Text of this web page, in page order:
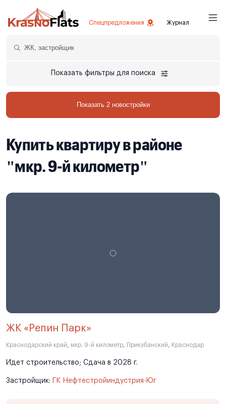
Спецпредложения Журнал
Показать фильтры для поиска
Показать 2 новостройки
Купить квартиру в районе
"мкр. 9-й километр"
ЖК «Репин Парк»
Краснодарский край, мкр. 9-й километр, Прикубанский, Краснодар
Идет строительство; Сдача в 2028 г.
Застройщик: ГК Нефтестройиндустрия-Юг